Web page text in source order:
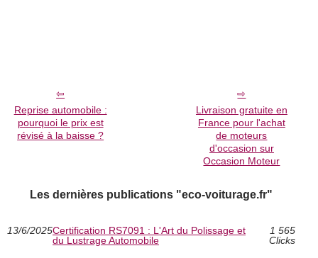
Reprise automobile :
pourquoi le prix est
révisé à la baisse ?
Livraison gratuite en
France pour l'achat
de moteurs
d'occasion sur
Occasion Moteur
Les dernières publications "eco-voiturage.fr"
13/6/2025Certification RS7091 : L'Art du Polissage et
du Lustrage Automobile
1 565
Clicks